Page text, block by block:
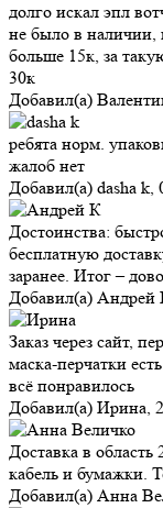
долго искал эпл
не было в наличии,
больше 15к, за
30к
Добавил(а)
ребята норм.
жалоб нет
Добавил(а) dasha k,
Достоинства:
бесплатную
заранее. Итог –
Добавил(а) Андрей
Заказ через сайт,
маска-перчатки
всё понравилось
Добавил(а) Ирина,
Доставка в
кабель и бумажки.
Добавил(а) Анна